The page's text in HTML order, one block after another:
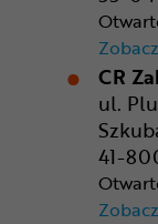
CR
ul.
41-